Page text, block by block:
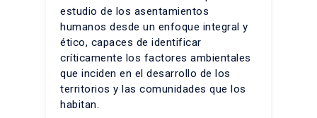
estudio de los asentamientos
humanos desde un enfoque integral y
ético, capaces de identificar
críticamente los factores ambientales
que inciden en el desarrollo de los
territorios y las comunidades que los
habitan.